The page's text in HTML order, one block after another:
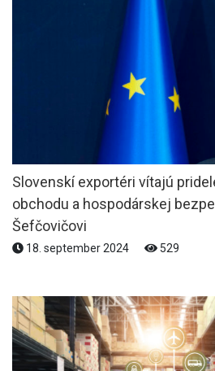
Slovenskí exportéri vítajú
obchodu a hospodárskej
Šefčovičovi
18. september 2024 529